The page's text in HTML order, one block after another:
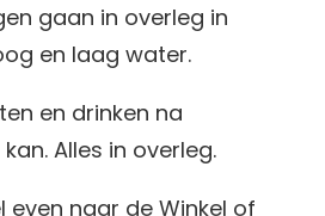
gaan in overleg in
en laag water.
en drinken na
Alles in overleg.
even naar de Winkel of